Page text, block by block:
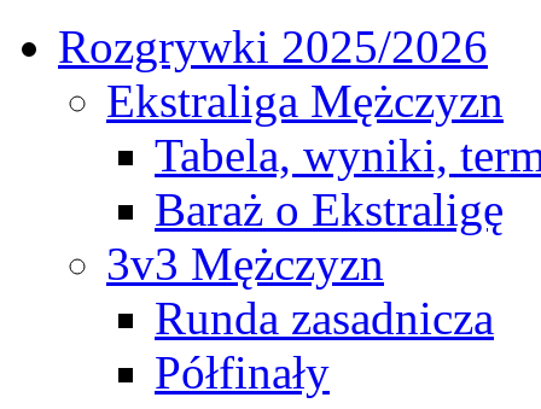
Rozgrywki 2025/2026
Ekstraliga Mężczyzn
Tabela, wyniki,
Baraż o Ekstraligę
3v3 Mężczyzn
Runda zasadnicza
Półfinały